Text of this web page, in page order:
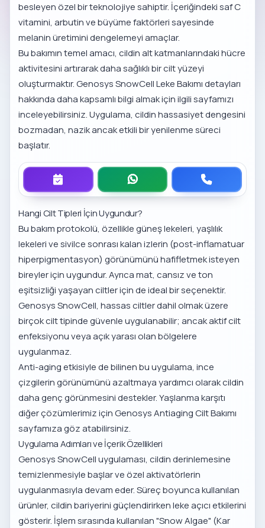
besleyen özel bir teknolojiye sahiptir. İçeriğindeki saf C
vitamini, arbutin ve büyüme faktörleri sayesinde
melanin üretimini dengelemeyi amaçlar.
Bu bakımın temel amacı, cildin alt katmanlarındaki hücre
aktivitesini artırarak daha sağlıklı bir cilt yüzeyi
oluşturmaktır.Genosys SnowCell Leke Bakımı detayları
hakkında daha kapsamlı bilgi almak için ilgili sayfamızı
inceleyebilirsiniz. Uygulama, cildin hassasiyet dengesini
bozmadan, nazik ancak etkili bir yenilenme süreci
başlatır.
Hangi Cilt Tipleri İçin Uygundur?
Bu bakım protokolü, özellikle güneş lekeleri, yaşlılık
lekeleri ve sivilce sonrası kalan izlerin (post-inflamatuar
hiperpigmentasyon) görünümünü hafifletmek isteyen
bireyler için uygundur. Ayrıca mat, cansız ve ton
eşitsizliği yaşayan ciltler için de ideal bir seçenektir.
Genosys SnowCell, hassas ciltler dahil olmak üzere
birçok cilt tipinde güvenle uygulanabilir; ancak aktif cilt
enfeksiyonu veya açık yarası olan bölgelere
uygulanmaz.
Anti-aging etkisiyle de bilinen bu uygulama, ince
çizgilerin görünümünü azaltmaya yardımcı olarak cildin
daha genç görünmesini destekler. Yaşlanma karşıtı
diğer çözümlerimiz içinGenosys Antiaging Cilt Bakımı
sayfamıza göz atabilirsiniz.
Uygulama Adımları ve İçerik Özellikleri
Genosys SnowCell uygulaması, cildin derinlemesine
temizlenmesiyle başlar ve özel aktivatörlerin
uygulanmasıyla devam eder. Süreç boyunca kullanılan
ürünler, cildin bariyerini güçlendirirken leke açıcı etkilerini
gösterir. İşlem sırasında kullanılan "Snow Algae" (Kar